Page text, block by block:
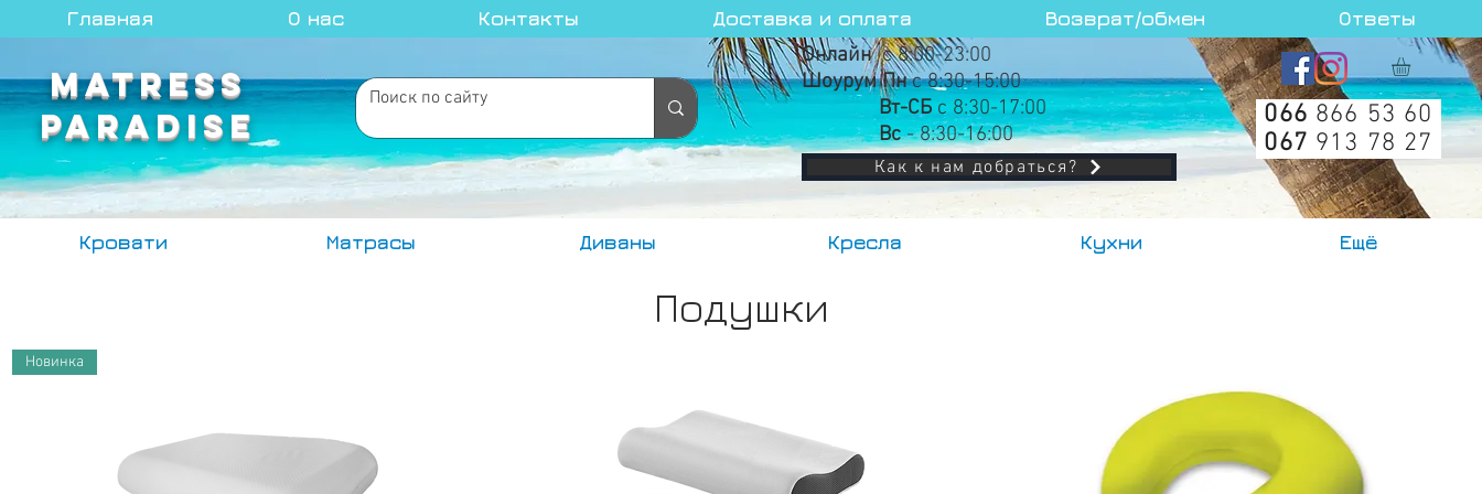
Главная О нас Контакты Доставка и оплата Возврат/обмен Ответы
MATRESS
PARADISE
Онлайнс 8:00-23:00
Шоурум Пнс 8:30-15:00
Вт-СБс 8:30-17:00
Вс- 8:30-16:00
Как к нам добраться?
066 866 53 60
067 913 78 27
Кровати Матрасы Диваны Кресла Кухни Ещё
Подушки
Новинка